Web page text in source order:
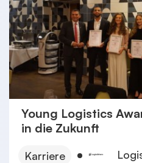
Young Logistics
in die Zukunft
Karriere